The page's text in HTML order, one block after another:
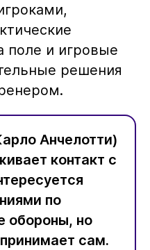
поле и игровые
решения
Анчелотти)
контакт с
по
обороны, но
сам.